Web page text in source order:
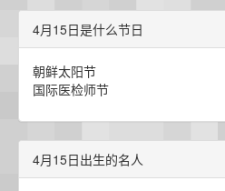
4月15日是什么节日
朝鲜太阳节
国际医检师节
4月15日出生的名人